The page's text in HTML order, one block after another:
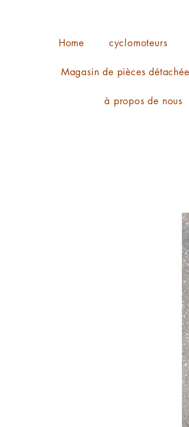
Home cyclomoteurs
Magasin de pièces
à propos de nous